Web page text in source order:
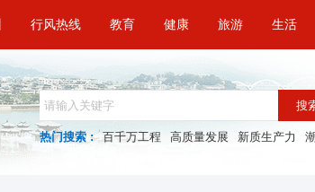
行风热线 教育 健康 旅游 生活
搜
热门搜索 : 百千万工程 高质量发展 新质生产力